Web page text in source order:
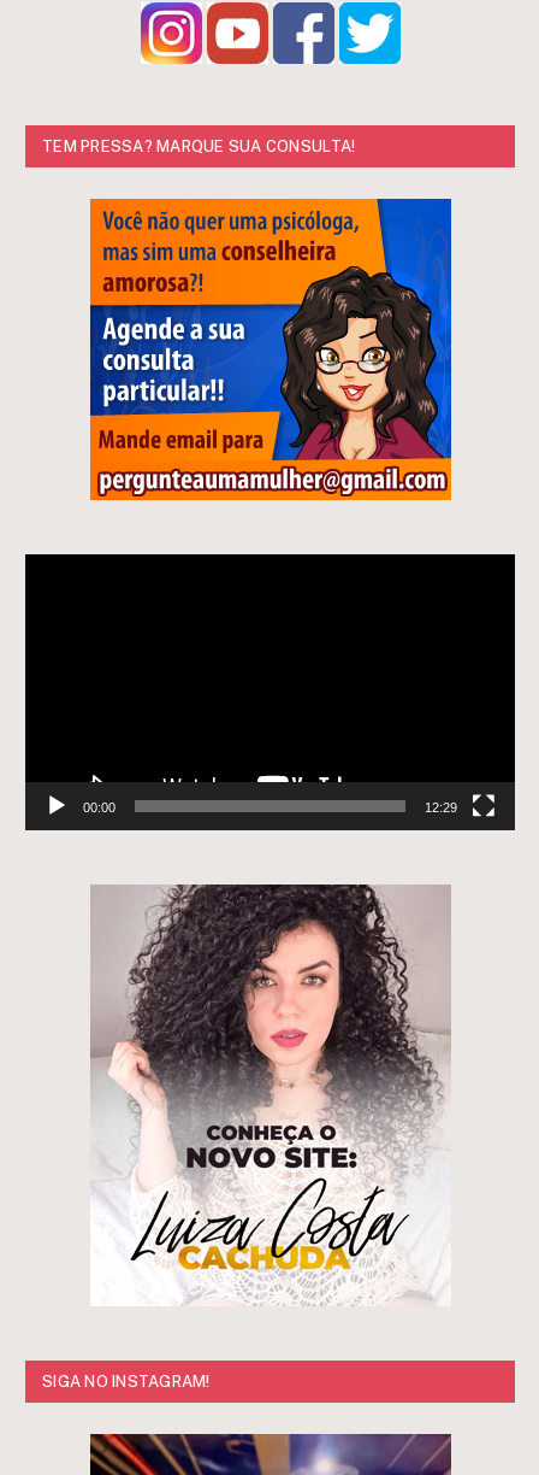
TEM PRESSA? MARQUE SUA CONSULTA!
00:00 12:29
SIGA NO INSTAGRAM!